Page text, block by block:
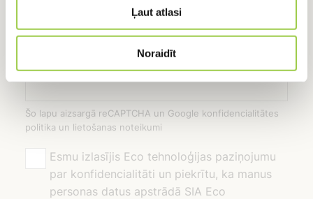
Ļaut atlasi
Noraidīt
Šo lapu aizsargā reCAPTCHA un Google konfidencialitātes
politika un lietošanas noteikumi
Esmu izlasījis Eco tehnoloģijas paziņojumu
par konfidencialitāti un piekrītu, ka manus
personas datus apstrādā SIA Eco